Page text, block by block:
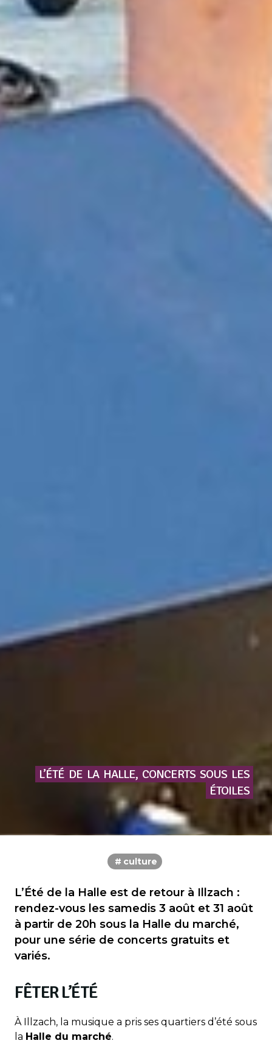
L’ÉTÉ DE LA HALLE, CONCERTS SOUS LES
ÉTOILES
culture
L’Été de la Halle est de retour à Illzach :
rendez-vous les samedis 3 août et 31 août
à partir de 20h sous la Halle du marché,
pour une série de concerts gratuits et
variés.
FÊTER L’ÉTÉ
À Illzach, la musique a pris ses quartiers d’été sous
la Halle du marché.